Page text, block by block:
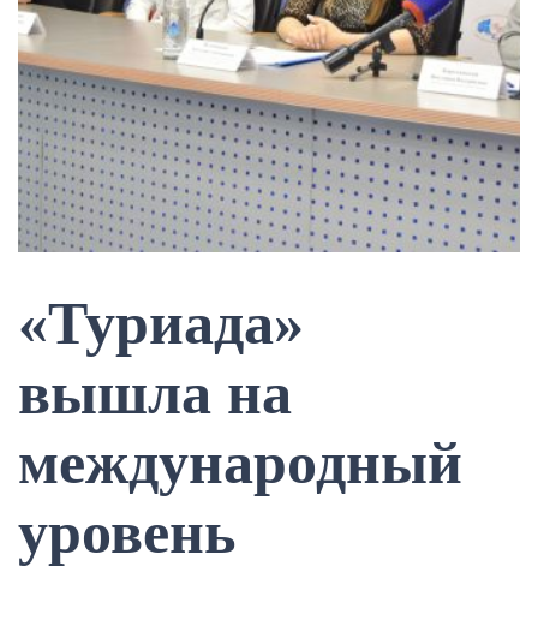
«Туриада»
вышла на
международный
уровень